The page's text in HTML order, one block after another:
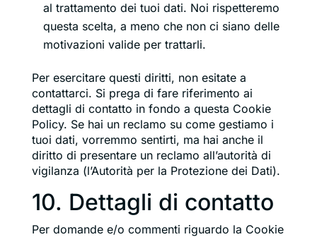
al trattamento dei tuoi dati. Noi rispetteremo
questa scelta, a meno che non ci siano delle
motivazioni valide per trattarli.
Per esercitare questi diritti, non esitate a
contattarci. Si prega di fare riferimento ai
dettagli di contatto in fondo a questa Cookie
Policy. Se hai un reclamo su come gestiamo i
tuoi dati, vorremmo sentirti, ma hai anche il
diritto di presentare un reclamo all’autorità di
vigilanza (l’Autorità per la Protezione dei Dati).
10. Dettagli di contatto
Per domande e/o commenti riguardo la Cookie